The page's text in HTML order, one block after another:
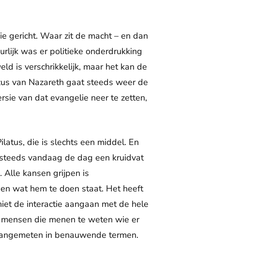
gericht. Waar zit de macht – en dan
was er politieke onderdrukking
is verschrikkelijk, maar het kan de
van Nazareth gaat steeds weer de
van dat evangelie neer te zetten,
die is slechts een middel. En
vandaag de dag een kruidvat
Alle kansen grijpen is
wat hem te doen staat. Het heeft
de interactie aangaan met de hele
die menen te weten wie er
in benauwende termen.